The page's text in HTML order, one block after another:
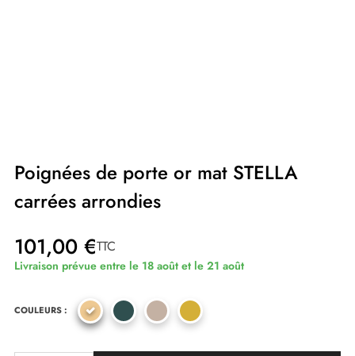
Poignées de porte or mat STELLA
carrées arrondies
101,00 €TTC
Livraison prévue entre le 18 août et le 21 août
COULEURS :